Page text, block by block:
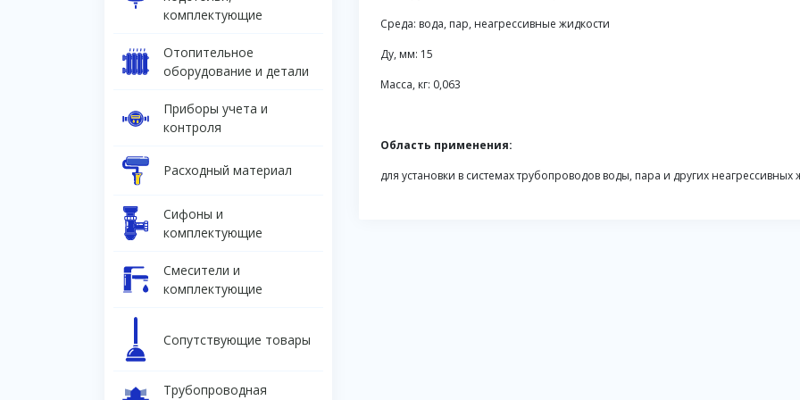
комплектующие
Отопительное
оборудование и детали
Приборы учета и
контроля
Расходный материал
Сифоны и
комплектующие
Смесители и
комплектующие
Сопутствующие товары
Трубопроводная
Среда: вода, пар, неагрессивные жидкости
Ду, мм: 15
Масса, кг: 0,063
Область применения:
для установки в системах трубопроводов воды, пара и других неагрессивных